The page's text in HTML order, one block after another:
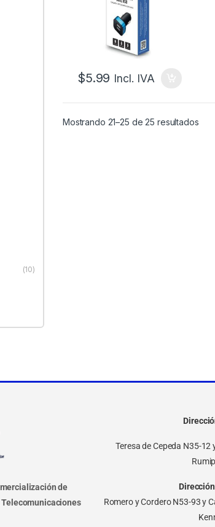
$5.99 Incl. IVA
Mostrando 21–25 de 25 resultados
(10)
de
Teresa de Cepeda N35-12
Romero y Cordero N53-93 y